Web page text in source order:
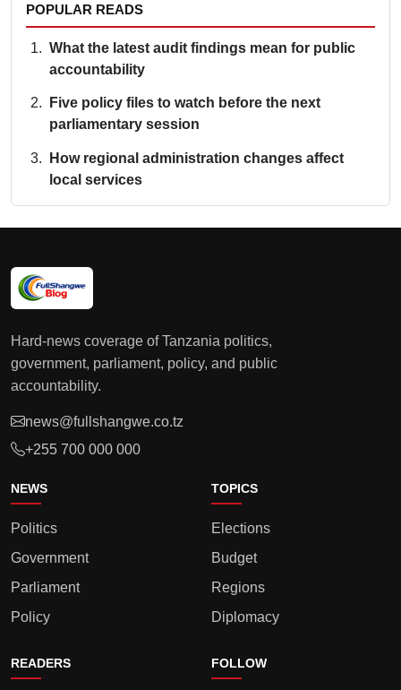
POPULAR READS
What the latest audit findings mean for public
accountability
Five policy files to watch before the next
parliamentary session
How regional administration changes affect
local services
Hard-news coverage of Tanzania politics,
government, parliament, policy, and public
accountability.
news@fullshangwe.co.tz
+255 700 000 000
NEWS
Politics
Government
Parliament
Policy
TOPICS
Elections
Budget
Regions
Diplomacy
READERS FOLLOW